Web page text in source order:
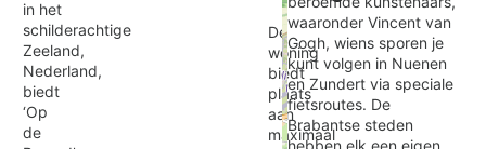
in het
schilderachtige
Zeeland,
Nederland,
biedt
‘Op
de
De
woning
biedt
plaats
aan
maximaal
waaronder Vincent van
Gogh, wiens sporen je
kunt volgen in Nuenen
en Zundert via speciale
fietsroutes. De
Brabantse steden
hebben elk een eigen,